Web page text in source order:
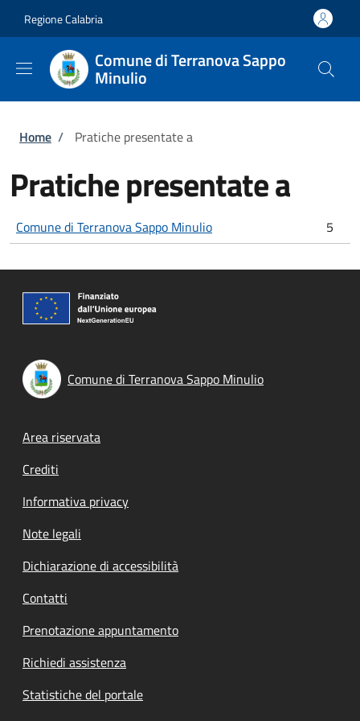
Regione Calabria
Comune di Terranova Sappo
Minulio
Briciole di pane
Home / Pratiche presentate a
Pratiche presentate a
Comune di Terranova Sappo Minulio 5
Comune di Terranova Sappo Minulio
Footer menu
Area riservata
Crediti
Informativa privacy
Note legali
Dichiarazione di accessibilità
Contatti
Prenotazione appuntamento
Richiedi assistenza
Statistiche del portale